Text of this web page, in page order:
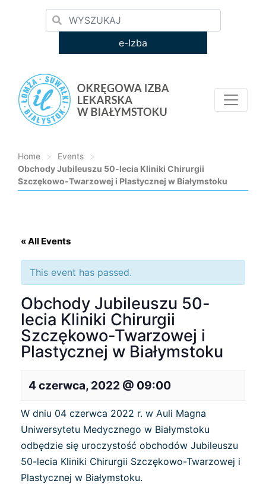
e-Izba
Home > Events
>
Obchody Jubileuszu 50-lecia Kliniki Chirurgii
Szczękowo-Twarzowej i Plastycznej w Białymstoku
« All Events
This event has passed.
Obchody Jubileuszu 50-
lecia Kliniki Chirurgii
Szczękowo-Twarzowej i
Plastycznej w Białymstoku
4 czerwca, 2022 @ 09:00
W dniu 04 czerwca 2022 r. w Auli Magna
Uniwersytetu Medycznego w Białymstoku
odbędzie się uroczystość obchodów Jubileuszu
50-lecia Kliniki Chirurgii Szczękowo-Twarzowej i
Plastycznej w Białymstoku.